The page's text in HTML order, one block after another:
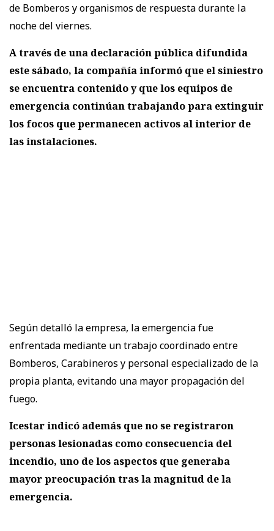
de Bomberos y organismos de respuesta durante la
noche del viernes.
A través de una declaración pública difundida
este sábado, la compañía informó que el siniestro
se encuentra contenido y que los equipos de
emergencia continúan trabajando para extinguir
los focos que permanecen activos al interior de
las instalaciones.
Según detalló la empresa, la emergencia fue
enfrentada mediante un trabajo coordinado entre
Bomberos, Carabineros y personal especializado de la
propia planta, evitando una mayor propagación del
fuego.
Icestar indicó además que no se registraron
personas lesionadas como consecuencia del
incendio, uno de los aspectos que generaba
mayor preocupación tras la magnitud de la
emergencia.